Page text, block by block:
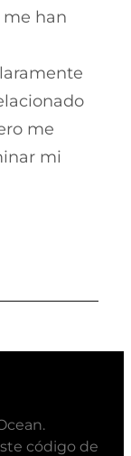
me han
me
mi
código de